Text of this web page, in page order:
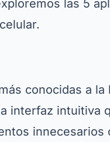
las 5
conocidas a
interfaz intuitiva
innecesarios